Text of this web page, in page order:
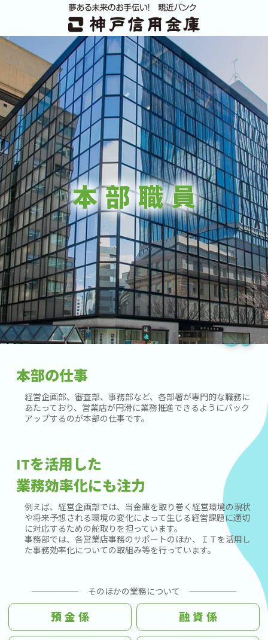
本 部 職 員
本部の仕事
経営企画部、審査部、事務部など、各部署が専門的な職務に
あたっており、営業店が円滑に業務推進できるようにバック
アップするのが本部の仕事です。
ITを活用した
業務効率化にも注力
例えば、経営企画部では、当金庫を取り巻く経営環境の現状
や将来予想される環境の変化によって生じる経営課題に適切
に対応するための舵取りを担っています。
事務部では、各営業店事務のサポートのほか、ＩＴを活用し
た事務効率化についての取組み等を行っています。
そのほかの業務について
預 金 係 融 資 係